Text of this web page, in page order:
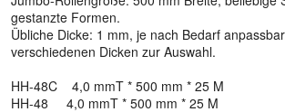
gestanzte Formen.
Übliche Dicke: 1 mm, je nach Bedarf
verschiedenen Dicken zur Auswahl.
HH-48C 4,0 mmT * 500 mm * 25 M
HH-48 4,0 mmT * 500 mm * 25 M